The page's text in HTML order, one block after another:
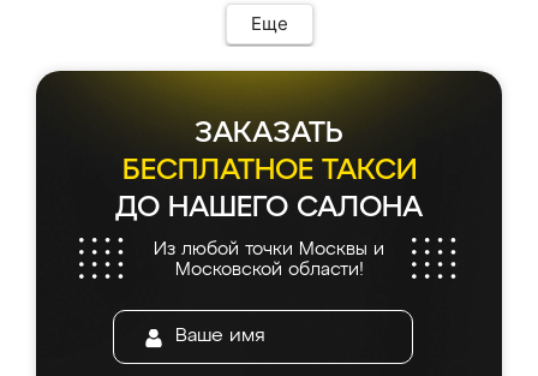
Еще
ЗАКАЗАТЬ
БЕСПЛАТНОЕ ТАКСИ
ДО НАШЕГО САЛОНА
Из любой точки Москвы и
Московской области!